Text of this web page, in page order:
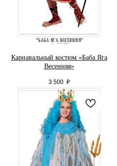
Карнавальный костюм «Баба Яга
Весенняя»
3 500 ₽